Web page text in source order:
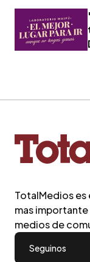
TotalMedios
mas
medios de
Seguinos